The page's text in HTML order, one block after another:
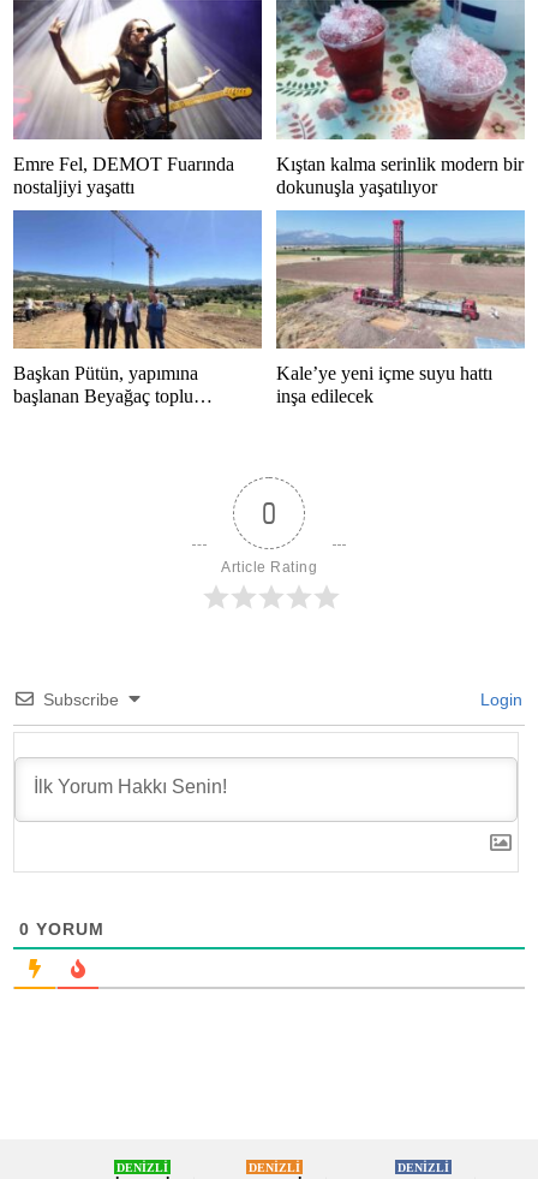
Emre Fel, DEMOT Fuarında
nostaljiyi yaşattı
Kıştan kalma serinlik modern bir
dokunuşla yaşatılıyor
Başkan Pütün, yapımına
başlanan Beyağaç toplu
Kale’ye yeni içme suyu hattı
inşa edilecek
0
Article Rating
Subscribe Login
0 YORUM
DENİZLİ DENİZLİ DENİZLİ